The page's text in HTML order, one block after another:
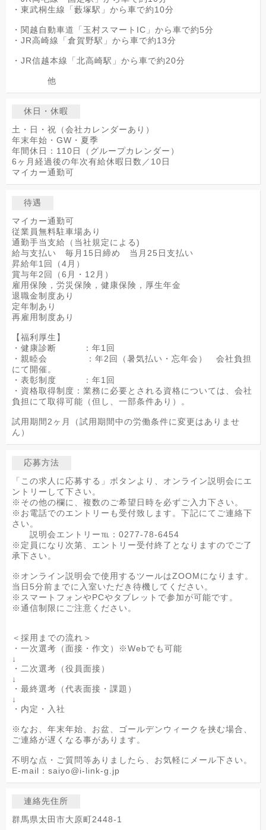
・東武桐生線「藪塚駅」から車で約10分
・関越自動車道「玉村スマートIC」から車で約5分
・JR高崎線「倉賀野駅」から車で約13分
・JR信越本線「北高崎駅」から車で約20分
他
休日・休暇
土・日・祝（会社カレンダーあり）
年末年始・GW・夏季
年間休日：110日（グループカレンダー）
6ヶ月経過後の年次有給休暇日数／10日
マイカー通勤可
待遇
マイカー通勤可
従業員無料駐車場あり
通勤手当支給（当社規定による)
給与支払い 毎月15日締め 当月25日支払い
昇給年1回（4月）
賞与年2回（6月・12月）
雇用保険，労災保険，健康保険，厚生年金
退職金制度あり
定年制あり
再雇用制度あり
【福利厚生】
・健康診断 ：年1回
・親睦会 ：年2回（暑気払い・忘年会） 会社負担
にて開催。
・表彰制度 ：年1回
・資格取得制度：業務に必要とされる資格については、会社
負担にて取得可能（但し、一部条件あり）。
試用期間2ヶ月（試用期間中の労働条件に変更はありませ
ん）
応募方法
「この求人に応募する」ボタンより、オンライン説明会にエ
ントリーして下さい。
※その他の欄に、複数のご希望日時を必ずご入力下さい。
※お電話でのエントリーも受付致します。下記にてご連絡下
さい。
説明会エントリー℡：0277-78-6454
※定員になり次第、エントリー受付終了となりますのでご了
承下さい。
※オンライン説明会で使用するツールはZOOMになります。
当日5分前までに入室いただき待機してください。
※スマートフォンやPCやタブレットで参加が可能です。
※通信制限にご注意ください。
＜採用までの流れ＞
・一次選考（面接・作文）※Webでも可能
↓
・二次選考（役員面接）
↓
・最終選考（代表面接・課題）
↓
・内定・入社
※なお、年末年始、お盆、ゴールデンウィークを挟む場合、
ご連絡が遅くなる事があります。
不明な点・ご質問等ありましたら、お気軽にメール下さい。
E-mail：saiyo@i-link-g.jp
連絡先住所
群馬県太田市大原町2448-1